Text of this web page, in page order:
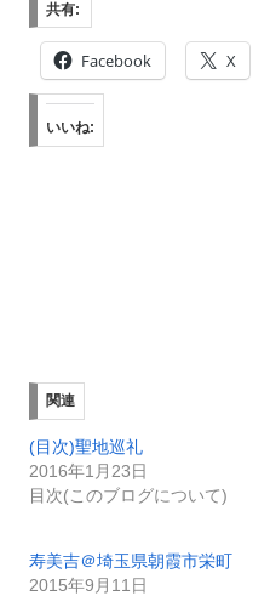
共有:
Facebook X
いいね:
関連
(目次)聖地巡礼
2016年1月23日
目次(このブログについて)
寿美吉＠埼玉県朝霞市栄町
2015年9月11日